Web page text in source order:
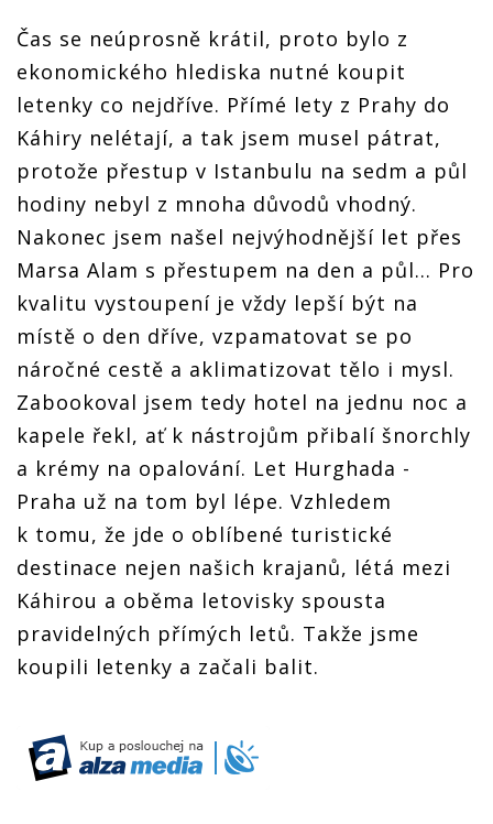
Čas se neúprosně krátil, proto bylo z
ekonomického hlediska nutné koupit
letenky co nejdříve. Přímé lety z Prahy do
Káhiry nelétají, a tak jsem musel pátrat,
protože přestup v Istanbulu na sedm a půl
hodiny nebyl z mnoha důvodů vhodný.
Nakonec jsem našel nejvýhodnější let přes
Marsa Alam s přestupem na den a půl... Pro
kvalitu vystoupení je vždy lepší být na
místě o den dříve, vzpamatovat se po
náročné cestě a aklimatizovat tělo i mysl.
Zabookoval jsem tedy hotel na jednu noc a
kapele řekl, ať k nástrojům přibalí šnorchly
a krémy na opalování. Let Hurghada -
Praha už na tom byl lépe. Vzhledem
k tomu, že jde o oblíbené turistické
destinace nejen našich krajanů, létá mezi
Káhirou a oběma letovisky spousta
pravidelných přímých letů. Takže jsme
koupili letenky a začali balit.